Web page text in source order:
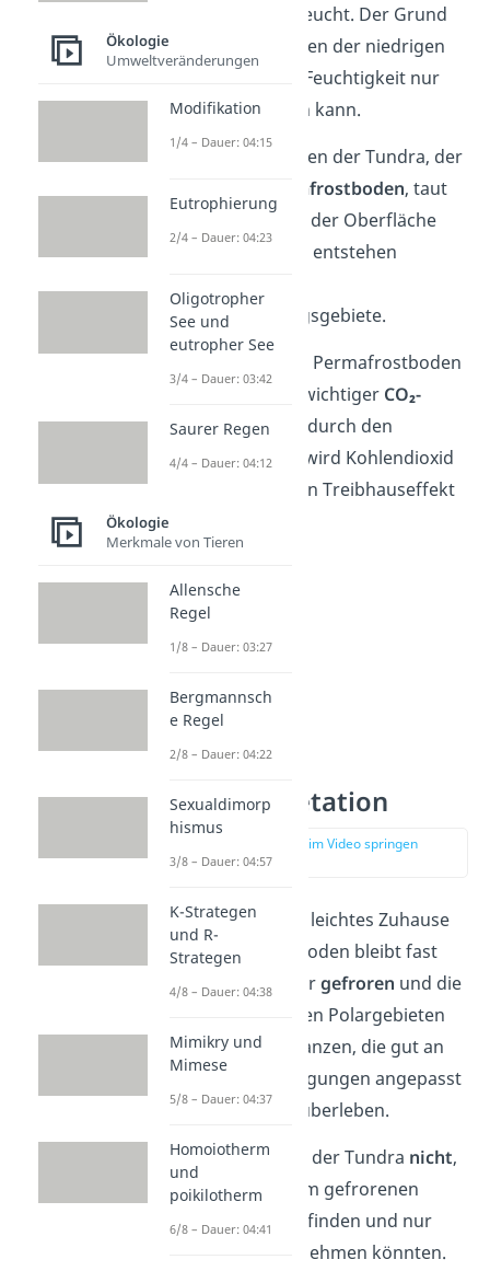
Tundren oft sehr feucht. Der Grund
dafür ist, dass wegen der niedrigen
Temperaturen die Feuchtigkeit nur
schwer verdunsten kann.
Der gefrorene Boden der Tundra, der
Permafrostboden, taut
im Sommer nur an der Oberfläche
leicht auf. Dadurch entstehen
Überschwemmungsgebiete.
Gut zu wissen:
Der Permafrostboden
der Tundra ist ein wichtiger CO₂-
Speicher. Wenn er durch den
Klimawandel taut, wird Kohlendioxid
freigesetzt, was den Treibhauseffekt
verstärken kann.
Tundra Vegetation
zur Stelle im Video springen
(02:42)
Die Tundra ist kein leichtes Zuhause
für Pflanzen. Der Boden bleibt fast
das ganze Jahr übergefroren und die
Sonne scheint in den Polargebieten
nur wenig. Nur Pflanzen, die gut an
diese harten Bedingungen angepasst
sind, können hier überleben.
Bäumewachsen in der Tundra nicht,
weil ihre Wurzeln im gefrorenen
Boden keinen Halt finden und nur
wenig Wasser aufnehmen könnten.
Ökologie
Umweltveränderungen
Modifikation
1/4 – Dauer: 04:15
Eutrophierung
2/4 – Dauer: 04:23
Oligotropher
See und
eutropher See
3/4 – Dauer: 03:42
Saurer Regen
4/4 – Dauer: 04:12
Ökologie
Merkmale von Tieren
Allensche
Regel
1/8 – Dauer: 03:27
Bergmannsch
e Regel
2/8 – Dauer: 04:22
Sexualdimorp
hismus
3/8 – Dauer: 04:57
K-Strategen
und R-
Strategen
4/8 – Dauer: 04:38
Mimikry und
Mimese
5/8 – Dauer: 04:37
Homoiotherm
und
poikilotherm
6/8 – Dauer: 04:41